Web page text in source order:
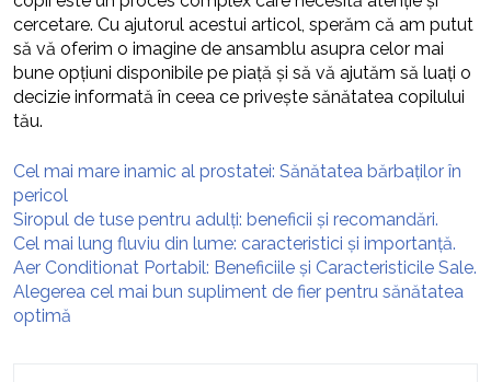
cercetare. Cu ajutorul acestui articol, sperăm că am putut
să vă oferim o imagine de ansamblu asupra celor mai
bune opțiuni disponibile pe piață și să vă ajutăm să luați o
decizie informată în ceea ce privește sănătatea copilului
tău.
Cel mai mare inamic al prostatei: Sănătatea bărbaților în
pericol
Siropul de tuse pentru adulți: beneficii și recomandări.
Cel mai lung fluviu din lume: caracteristici și importanță.
Aer Conditionat Portabil: Beneficiile și Caracteristicile Sale.
Alegerea cel mai bun supliment de fier pentru sănătatea
optimă